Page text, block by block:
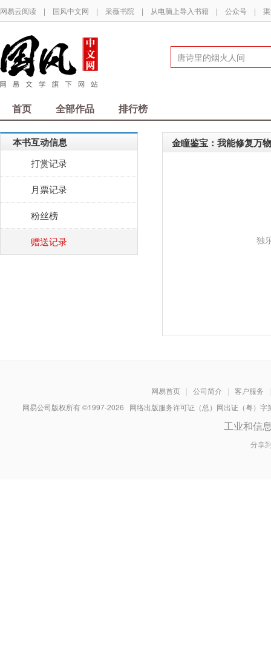
网易云阅读 | 国风中文网 | 采薇书院 | 从电脑上导入书籍 | 公众号 |
首页 全部作品 排行榜
本书互动信息
打赏记录
月票记录
粉丝榜
赠送记录
金瞳鉴宝：我能修复万物
独
网易首页 | 公司简介 | 客户服务
|
网易公司版权所有 ©1997-2026 网络出版服务许可证（总）网出证（粤）
工业和信
分享